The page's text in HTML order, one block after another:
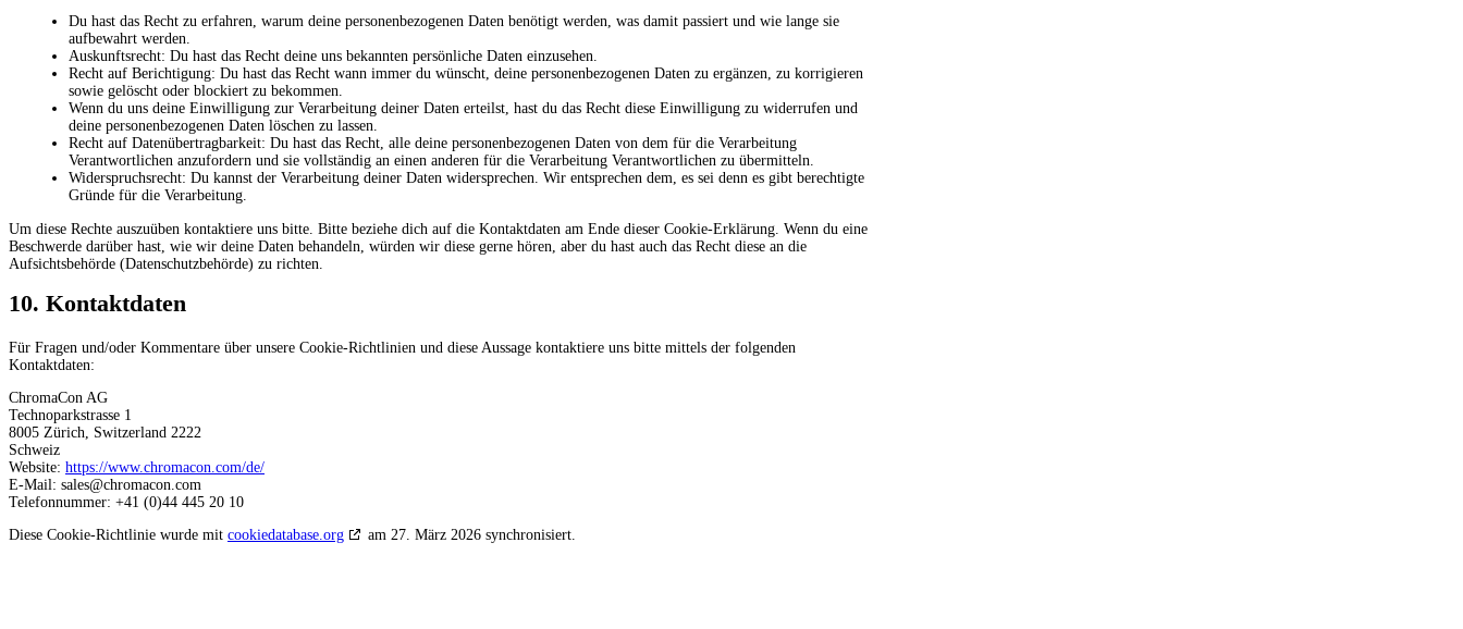
Du hast das Recht zu erfahren, warum deine personenbezogenen Daten benötigt werden, was damit passiert und wie lange sie
aufbewahrt werden.
Auskunftsrecht: Du hast das Recht deine uns bekannten persönliche Daten einzusehen.
Recht auf Berichtigung: Du hast das Recht wann immer du wünscht, deine personenbezogenen Daten zu ergänzen, zu korrigieren
sowie gelöscht oder blockiert zu bekommen.
Wenn du uns deine Einwilligung zur Verarbeitung deiner Daten erteilst, hast du das Recht diese Einwilligung zu widerrufen und
deine personenbezogenen Daten löschen zu lassen.
Recht auf Datenübertragbarkeit: Du hast das Recht, alle deine personenbezogenen Daten von dem für die Verarbeitung
Verantwortlichen anzufordern und sie vollständig an einen anderen für die Verarbeitung Verantwortlichen zu übermitteln.
Widerspruchsrecht: Du kannst der Verarbeitung deiner Daten widersprechen. Wir entsprechen dem, es sei denn es gibt berechtigte
Gründe für die Verarbeitung.
Um diese Rechte auszuüben kontaktiere uns bitte. Bitte beziehe dich auf die Kontaktdaten am Ende dieser Cookie-Erklärung. Wenn du eine
Beschwerde darüber hast, wie wir deine Daten behandeln, würden wir diese gerne hören, aber du hast auch das Recht diese an die
Aufsichtsbehörde (Datenschutzbehörde) zu richten.
10. Kontaktdaten
Für Fragen und/oder Kommentare über unsere Cookie-Richtlinien und diese Aussage kontaktiere uns bitte mittels der folgenden
Kontaktdaten:
ChromaCon AG
Technoparkstrasse 1
8005 Zürich, Switzerland 2222
Schweiz
Website: https://www.chromacon.com/de/
E-Mail: sales@chromacon.com
Telefonnummer: +41 (0)44 445 20 10
Diese Cookie-Richtlinie wurde mit cookiedatabase.org am 27. März 2026 synchronisiert.